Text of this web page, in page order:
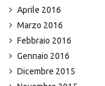
Aprile 2016
Marzo 2016
Febbraio 2016
Gennaio 2016
Dicembre 2015